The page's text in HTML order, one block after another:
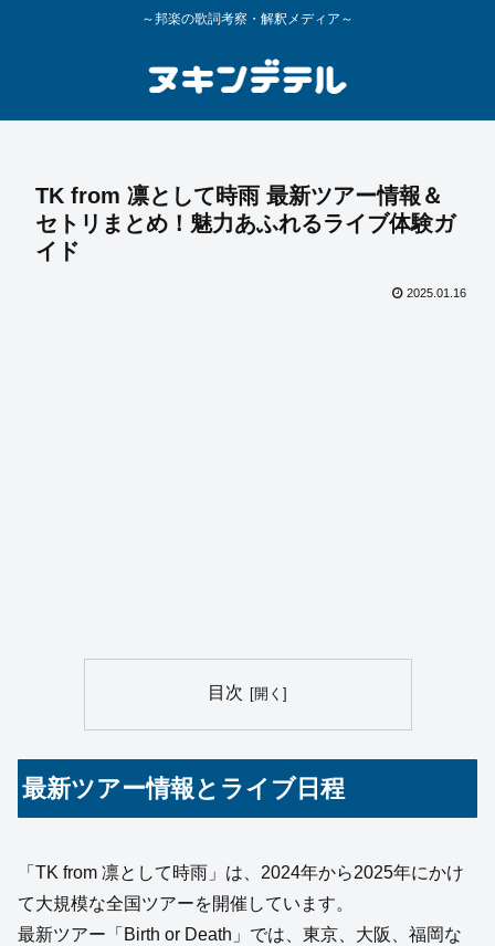
～邦楽の歌詞考察・解釈メディア～
TK from 凛として時雨 最新ツアー情報＆
セトリまとめ！魅力あふれるライブ体験ガ
イド
2025.01.16
目次
最新ツアー情報とライブ日程
「TK from 凛として時雨」は、2024年から2025年にかけ
て大規模な全国ツアーを開催しています。
最新ツアー「Birth or Death」では、東京、大阪、福岡な